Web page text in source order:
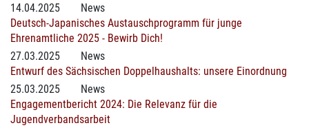
14.04.2025
News
Deutsch-Japanisches Austauschprogramm für junge
Ehrenamtliche 2025 - Bewirb Dich!
27.03.2025
News
Entwurf des Sächsischen Doppelhaushalts: unsere Einordnung
25.03.2025
News
Engagementbericht 2024: Die Relevanz für die
Jugendverbandsarbeit